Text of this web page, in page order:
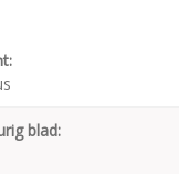
blad: